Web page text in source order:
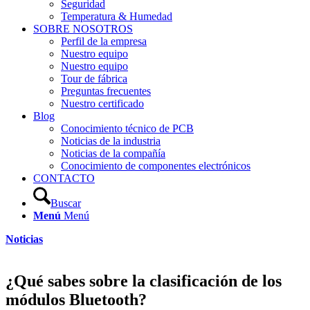
Seguridad
Temperatura & Humedad
SOBRE NOSOTROS
Perfil de la empresa
Nuestro equipo
Nuestro equipo
Tour de fábrica
Preguntas frecuentes
Nuestro certificado
Blog
Conocimiento técnico de PCB
Noticias de la industria
Noticias de la compañía
Conocimiento de componentes electrónicos
CONTACTO
Buscar
Menú Menú
Noticias
¿Qué sabes sobre la clasificación de los
módulos Bluetooth?